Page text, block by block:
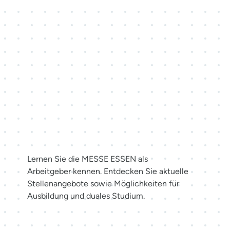
Karriere bei der MESSE
ESSEN
Lernen Sie die MESSE ESSEN als
Arbeitgeber kennen. Entdecken Sie aktuelle
Stellenangebote sowie Möglichkeiten für
Ausbildung und duales Studium.